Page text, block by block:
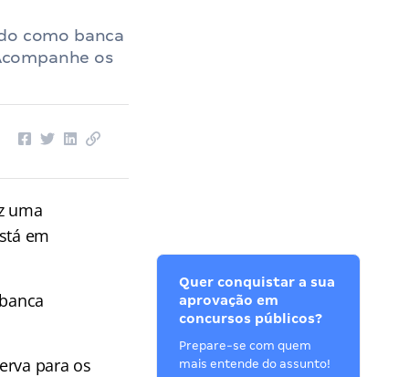
como banca
os
uma
em
para os
Quer conquistar a sua
aprovação em
concursos públicos?
Prepare-se com quem
mais entende do assunto!